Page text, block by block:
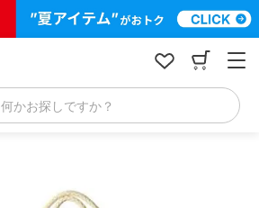
何かお探しですか？